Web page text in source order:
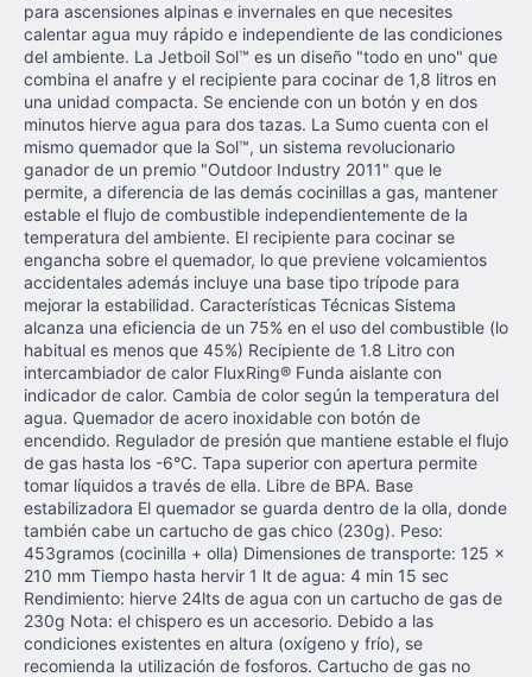
para ascensiones alpinas e invernales en que necesites
calentar agua muy rápido e independiente de las condiciones
del ambiente. La Jetboil Sol™ es un diseño "todo en uno" que
combina el anafre y el recipiente para cocinar de 1,8 litros en
una unidad compacta. Se enciende con un botón y en dos
minutos hierve agua para dos tazas. La Sumo cuenta con el
mismo quemador que la Sol™, un sistema revolucionario
ganador de un premio "Outdoor Industry 2011" que le
permite, a diferencia de las demás cocinillas a gas, mantener
estable el flujo de combustible independientemente de la
temperatura del ambiente. El recipiente para cocinar se
engancha sobre el quemador, lo que previene volcamientos
accidentales además incluye una base tipo trípode para
mejorar la estabilidad. Características Técnicas Sistema
alcanza una eficiencia de un 75% en el uso del combustible (lo
habitual es menos que 45%) Recipiente de 1.8 Litro con
intercambiador de calor FluxRing® Funda aislante con
indicador de calor. Cambia de color según la temperatura del
agua. Quemador de acero inoxidable con botón de
encendido. Regulador de presión que mantiene estable el flujo
de gas hasta los -6°C. Tapa superior con apertura permite
tomar líquidos a través de ella. Libre de BPA. Base
estabilizadora El quemador se guarda dentro de la olla, donde
también cabe un cartucho de gas chico (230g). Peso:
453gramos (cocinilla + olla) Dimensiones de transporte: 125 x
210 mm Tiempo hasta hervir 1 lt de agua: 4 min 15 sec
Rendimiento: hierve 24lts de agua con un cartucho de gas de
230g Nota: el chispero es un accesorio. Debido a las
condiciones existentes en altura (oxígeno y frío), se
recomienda la utilización de fosforos. Cartucho de gas no